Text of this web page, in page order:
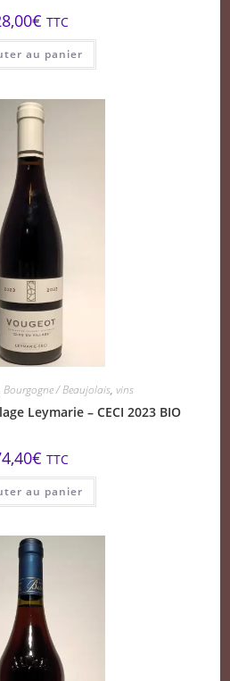
€ TTC
au panier
Bourgogne / Beaujolais, vins
Leymarie – CECI 2023 BIO
€ TTC
au panier